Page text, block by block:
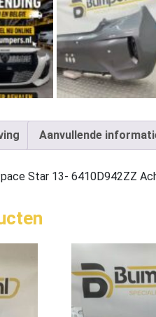
Aanvullende
Star 13- 6410D942ZZ